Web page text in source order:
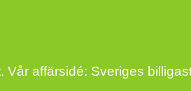
Vår affärsidé: Sveriges